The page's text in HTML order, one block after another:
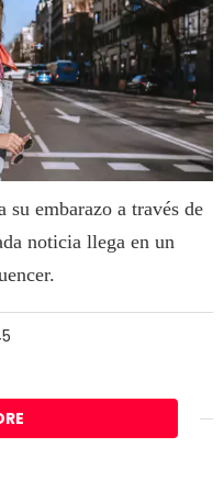
embarazo a través de
noticia llega en un